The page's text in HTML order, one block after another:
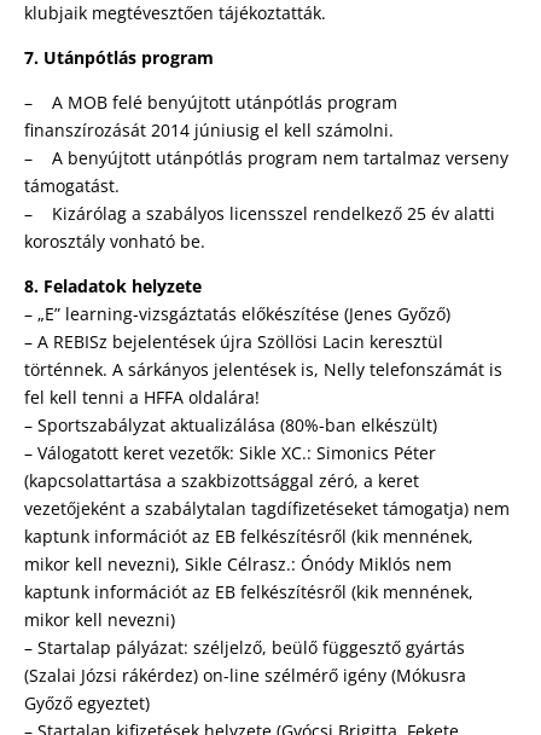
klubjaik megtévesztően tájékoztatták.
7. Utánpótlás program
– A MOB felé benyújtott utánpótlás program
finanszírozását 2014 júniusig el kell számolni.
– A benyújtott utánpótlás program nem tartalmaz verseny
támogatást.
– Kizárólag a szabályos licensszel rendelkező 25 év alatti
korosztály vonható be.
8. Feladatok helyzete
– „E” learning-vizsgáztatás előkészítése (Jenes Győző)
– A REBISz bejelentések újra Szöllösi Lacin keresztül
történnek. A sárkányos jelentések is, Nelly telefonszámát is
fel kell tenni a HFFA oldalára!
– Sportszabályzat aktualizálása (80%-ban elkészült)
– Válogatott keret vezetők: Sikle XC.: Simonics Péter
(kapcsolattartása a szakbizottsággal zéró, a keret
vezetőjeként a szabálytalan tagdífizetéseket támogatja) nem
kaptunk információt az EB felkészítésről (kik mennének,
mikor kell nevezni), Sikle Célrasz.: Ónódy Miklós nem
kaptunk információt az EB felkészítésről (kik mennének,
mikor kell nevezni)
– Startalap pályázat: széljelző, beülő függesztő gyártás
(Szalai Józsi rákérdez) on-line szélmérő igény (Mókusra
Győző egyeztet)